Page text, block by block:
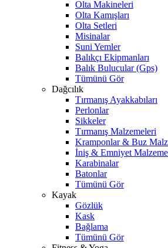
Olta Makineleri
Olta Kamışları
Olta Setleri
Misinalar
Suni Yemler
Balıkçı Ekipmanları
Balık Bulucular (Gps)
Tümünü Gör
Dağcılık
Tırmanış Ayakkabıları
Perlonlar
Sikkeler
Tırmanış Malzemeleri
Kramponlar & Buz
İniş & Emniyet
Karabinalar
Batonlar
Tümünü Gör
Kayak
Gözlük
Kask
Bağlama
Tümünü Gör